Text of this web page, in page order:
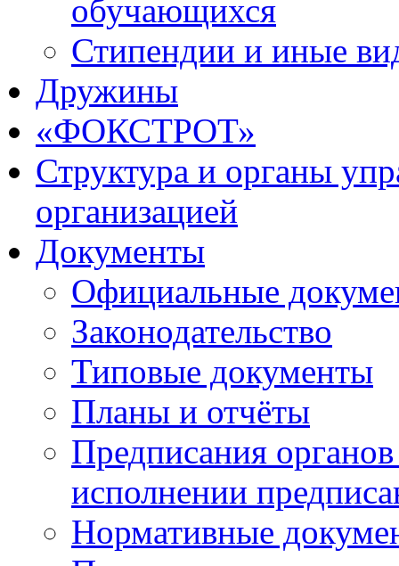
обучающихся
Стипендии и иные
Дружины
«ФОКСТРОТ»
Структура и органы
организацией
Документы
Официальные
Законодательство
Типовые документы
Планы и отчёты
Предписания
исполнении
Нормативные